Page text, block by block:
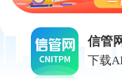
信管
下载